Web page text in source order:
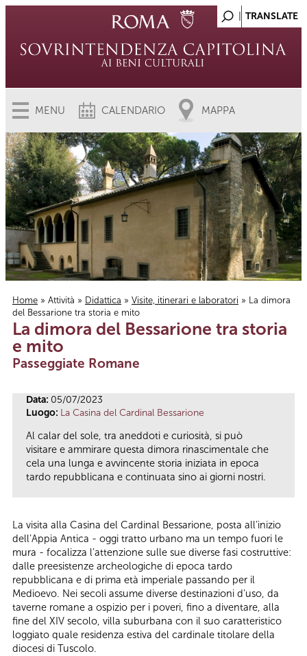
MENU CALENDARIO MAPPA
Tu sei qui
Home » Attività » Didattica » Visite, itinerari e laboratori » La dimora
del Bessarione tra storia e mito
La dimora del Bessarione tra storia
e mito
Passeggiate Romane
Data: 05/07/2023
Luogo: La Casina del Cardinal Bessarione
Al calar del sole, tra aneddoti e curiosità, si può
visitare e ammirare questa dimora rinascimentale che
cela una lunga e avvincente storia iniziata in epoca
tardo repubblicana e continuata sino ai giorni nostri.
La visita alla Casina del Cardinal Bessarione, posta all’inizio
dell’Appia Antica - oggi tratto urbano ma un tempo fuori le
mura - focalizza l’attenzione sulle sue diverse fasi costruttive:
dalle preesistenze archeologiche di epoca tardo
repubblicana e di prima età imperiale passando per il
Medioevo. Nei secoli assume diverse destinazioni d’uso, da
taverne romane a ospizio per i poveri, fino a diventare, alla
fine del XIV secolo, villa suburbana con il suo caratteristico
loggiato quale residenza estiva del cardinale titolare della
diocesi di Tuscolo.